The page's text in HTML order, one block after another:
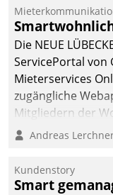
Datatrain
automatisiert
zielgerichtete
starke Grundlage
intelligente,
Entscheidungen.
Die NEUE
ServicePortal
Mieterservices
zugängliche
Mitgliedern der
Kontaktaufnahme
Andreas
Kundenstory
Smart